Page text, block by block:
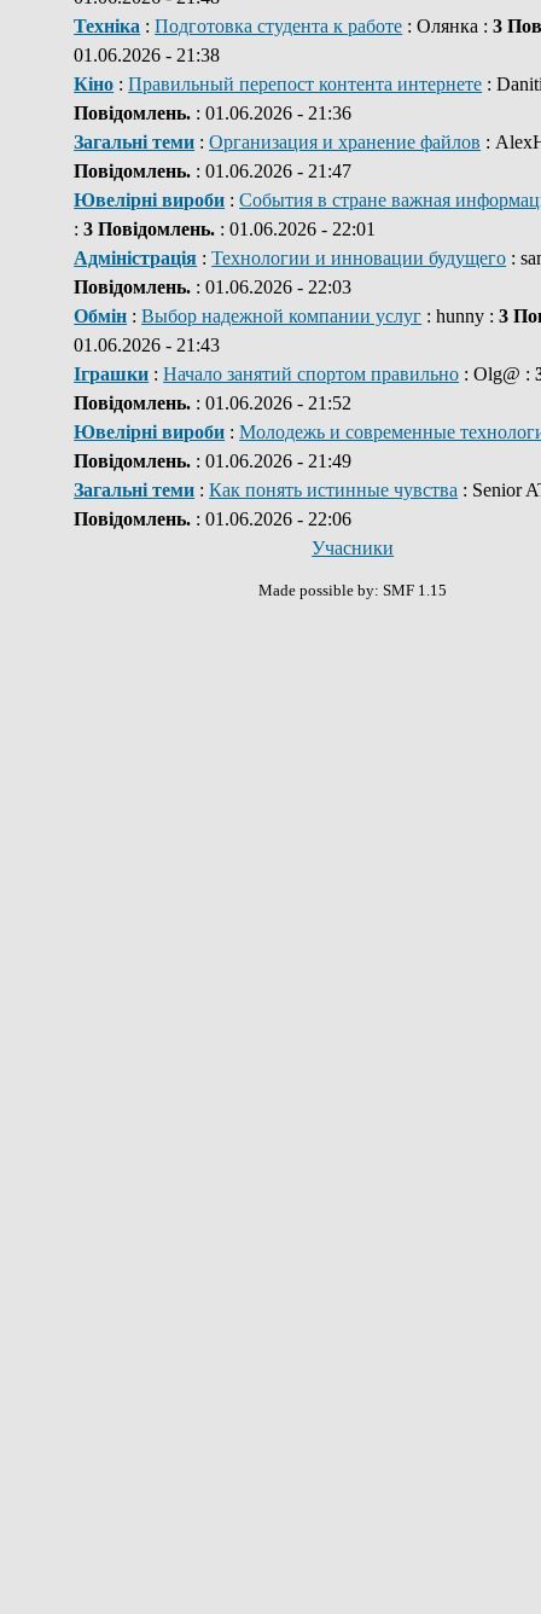
Техніка :Подготовка студента к работе : Олянка :3
01.06.2026 - 21:38
Кіно :Правильный перепост контента интернете :
Повідомлень. : 01.06.2026 - 21:36
Загальні теми :Организация и хранение файлов :
Повідомлень. : 01.06.2026 - 21:47
Ювелірні вироби :События в стране важная
:3 Повідомлень. : 01.06.2026 - 22:01
Адміністрація :Технологии и инновации будущего :
Повідомлень. : 01.06.2026 - 22:03
Обмін :Выбор надежной компании услуг : hunny :3
01.06.2026 - 21:43
Іграшки :Начало занятий спортом правильно : Olg@ :
Повідомлень. : 01.06.2026 - 21:52
Ювелірні вироби :Молодежь и современные
Повідомлень. : 01.06.2026 - 21:49
Загальні теми :Как понять истинные чувства : Senior
Повідомлень. : 01.06.2026 - 22:06
Учасники
Made possible by: SMF 1.15